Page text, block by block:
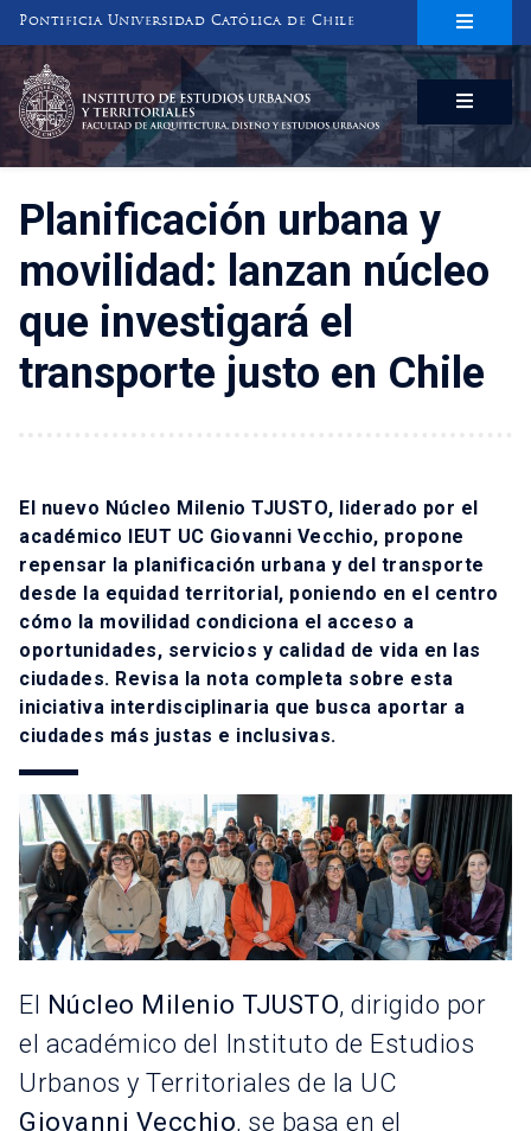
Pontificia Universidad Católica de Chile
INSTITUTO DE ESTUDIOS URBANOS
Y TERRITORIALES
FACULTAD DE ARQUITECTURA, DISEÑO Y ESTUDIOS URBANOS
Planificación urbana y
movilidad: lanzan núcleo
que investigará el
transporte justo en Chile
El nuevo Núcleo Milenio TJUSTO, liderado por el
académico IEUT UC Giovanni Vecchio, propone
repensar la planificación urbana y del transporte
desde la equidad territorial, poniendo en el centro
cómo la movilidad condiciona el acceso a
oportunidades, servicios y calidad de vida en las
ciudades. Revisa la nota completa sobre esta
iniciativa interdisciplinaria que busca aportar a
ciudades más justas e inclusivas.
El Núcleo Milenio TJUSTO, dirigido por
el académico del Instituto de Estudios
Urbanos y Territoriales de la UC
Giovanni Vecchio, se basa en el